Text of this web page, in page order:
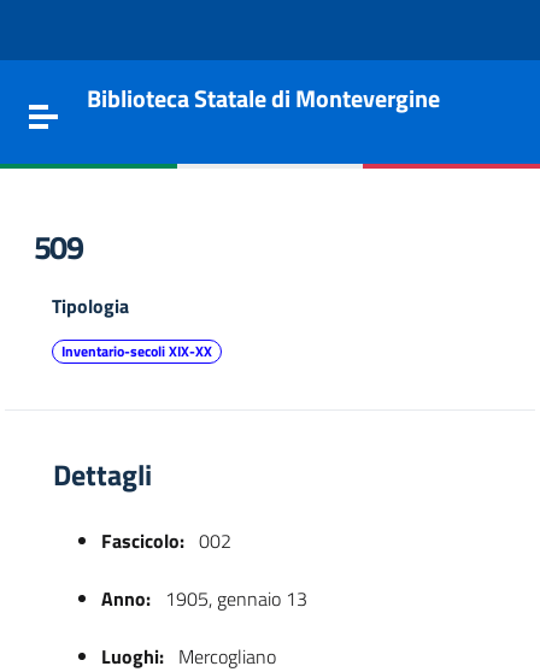
Toggle navigation
Biblioteca Statale di Montevergine
509
Tipologia
Inventario-secoli XIX-XX
Dettagli
Fascicolo: 002
Anno: 1905, gennaio 13
Luoghi: Mercogliano